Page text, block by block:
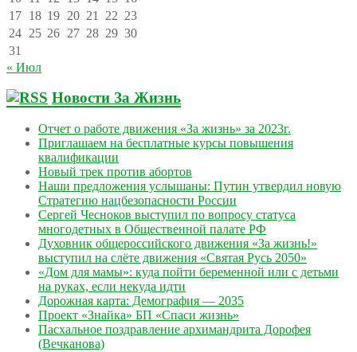
17 18 19 20 21 22 23
24 25 26 27 28 29 30
31
« Июл
Новости За Жизнь
Отчет о работе движения «За жизнь» за 2023г.
Приглашаем на бесплатные курсы повышения
квалификации
Новый трек против абортов
Наши предложения услышаны: Путин утвердил новую
Стратегию нацбезопасности России
Сергей Чесноков выступил по вопросу статуса
многодетных в Общественной палате РФ
Духовник общероссийского движения «За жизнь!»
выступил на слёте движения «Святая Русь 2050»
«Дом для мамы»: куда пойти беременной или с детьми
на руках, если некуда идти
Дорожная карта: Демография — 2035
Проект «Знайка» БП «Спаси жизнь»
Пасхальное поздравление архимандрита Дорофея
(Вечканова)